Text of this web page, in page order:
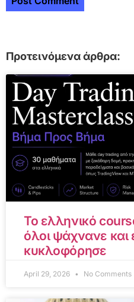
Προτεινόμενα άρθρα:
Το ελληνικό
όλοι ψάχνανε και
κυκλοφόρησε
April 29, 2026 No Comments